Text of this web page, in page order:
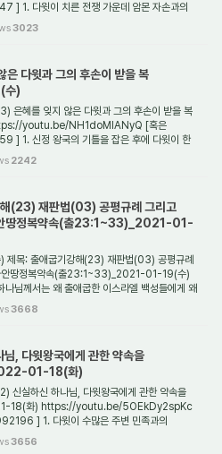
다윗이 치른 전쟁 가운데 암몬 자손과의
3023
다윗과 그의 후손이 받을 복
)
은혜를 잊지 않은 다윗과 그의 후손이 받을 복
youtu.be/NH1doMlANyQ [혹은
신정 왕국의 기틀을 잡은 후에 다윗이 한
2242
(23) 재판법(03) 공평규례 그리고
안땅정복약속(출23:1~33)_2021-01-
목: 출애굽기강해(23) 재판법(03) 공평규례
안땅정복약속(출23:1~33)_2021-01-19(수)
께서는 왜 출애굽한 이스라엘 백성들에게 왜
3668
, 다윗왕국에게 관한 약속을
01-18(화)
신실하신 하나님, 다윗왕국에게 관한 약속을
18(화) https://youtu.be/5OEkDy2spKc
] 1. 다윗이 수많은 주변 민족과의
3656